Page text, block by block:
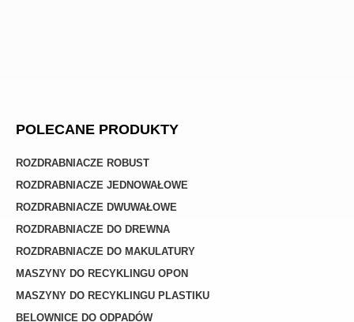
POLECANE PRODUKTY
ROZDRABNIACZE ROBUST
ROZDRABNIACZE JEDNOWAŁOWE
ROZDRABNIACZE DWUWAŁOWE
ROZDRABNIACZE DO DREWNA
ROZDRABNIACZE DO MAKULATURY
MASZYNY DO RECYKLINGU OPON
MASZYNY DO RECYKLINGU PLASTIKU
BELOWNICE DO ODPADÓW